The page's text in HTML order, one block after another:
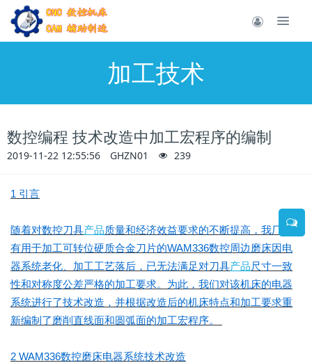
加工技术
数控编程 技术改造中加工宏程序的编制
2019-11-22 12:55:56 GHZN01 239
1 引言
随着对数控刀具产品质量和经济效益要求的不断提高，我厂原
有用于加工可转位硬质合金刀片的WAM336数控周边磨床因电
器系统老化、加工工艺落后，已无法满足对刀具产品尺寸一致
性和对称度公差严格的加工要求。为此，我们对该机床的电器
系统进行了技术改造，并根据改造后的机床特点和加工要求重
新编制了磨削直线面和圆弧面的加工宏程序。
2 WAM336数控磨床电器系统技术改造